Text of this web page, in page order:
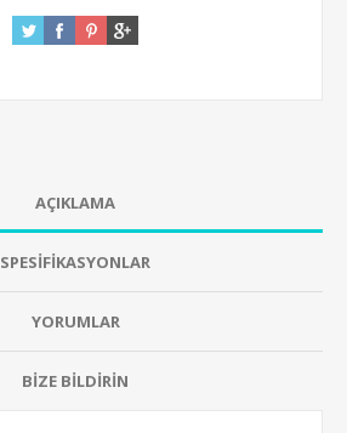
AÇIKLAMA
SPESİFİKASYONLAR
YORUMLAR
BİZE BİLDİRİN